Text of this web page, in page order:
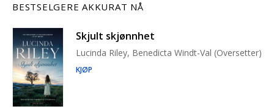
BESTSELGERE AKKURAT NÅ
Skjult skjønnhet
Lucinda Riley, Benedicta Windt-Val (Oversetter)
KJØP